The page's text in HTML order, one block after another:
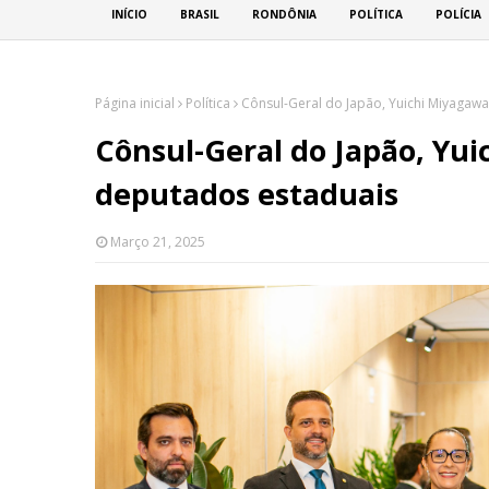
INÍCIO BRASIL RONDÔNIA POLÍTICA POLÍCIA
Página inicial Política Cônsul-Geral do Japão, Yuichi
Cônsul-Geral do Japão,
deputados estaduais
Março 21, 2025